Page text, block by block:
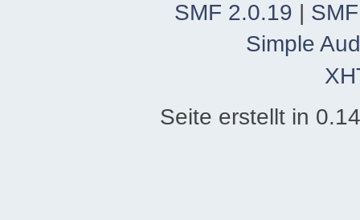
SMF 2.0.19 |
Simple
Seite erstellt in